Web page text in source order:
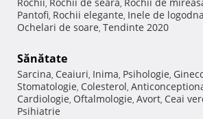
, ,
Pantofi, Rochii elegante, Inele de logodna
Ochelari de soare, Tendinte 2020
Sănătate
Sarcina, Ceaiuri, Inima, Psihologie,
Stomatologie, Colesterol,
Cardiologie, Oftalmologie, Avort, Ceai
Psihiatrie